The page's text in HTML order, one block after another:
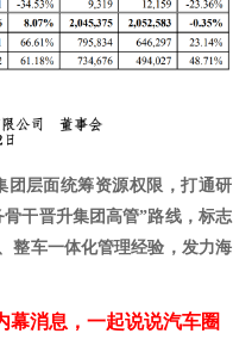
团层面统筹资源权限，打通研
骨干晋升集团高管”路线，标志
整车一体化管理经验，发力海
幕消息，一起说说汽车圈